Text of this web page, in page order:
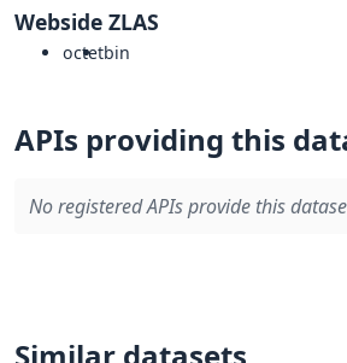
Webside ZLAS
octetbin
APIs providing this
No registered APIs provide this
Similar datasets